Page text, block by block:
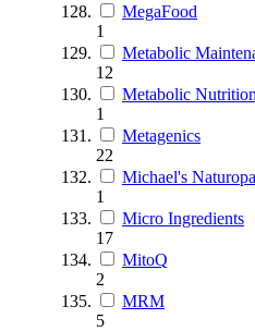
MegaFood
1
Metabolic
12
Metabolic Nutrition
1
Metagenics
22
Michael's
1
Micro Ingredients
17
MitoQ
2
MRM
5